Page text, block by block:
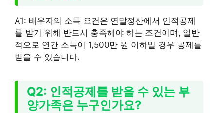
A1: 배우자의 소득 요건은 연말정산에서 인적공제
를 받기 위해 반드시 충족해야 하는 조건이며, 일반
적으로 연간 소득이 1,500만 원 이하일 경우 공제를
받을 수 있습니다.
Q2: 인적공제를 받을 수 있는 부
양가족은 누구인가요?